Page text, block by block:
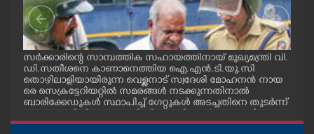
SPIRITUAL
INFO+
സർക്കാരിന്റെ സാമ്പത്തിക സഹായത്തിനായ് മുഖ്യമന്ത്രി വി.
ഡി.സതീശനെ കാണാനെത്തിയ ഐ.എൻ.ടി.യു.സി
തൊഴിലാളിയായിരുന്ന വെള്ളനാട് സ്വദേശി മോഹനൻ നായ
രെ സെക്രട്ടേറിയറ്റിൽ സമരങ്ങൾ നടക്കുന്നതിനാൽ
ബാരിക്കേഡുകൾ സ്ഥാപിച്ച് ഗേറ്റുകൾ അടച്ചതിനെ തുടർന്ന്
പൊലീസ് ഉദ്യോഗസ്ഥർ. വാർദ്ധക്യ സഹജമായ അസുഖ